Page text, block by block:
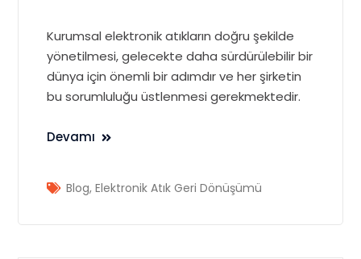
Kurumsal elektronik atıkların doğru şekilde
yönetilmesi, gelecekte daha sürdürülebilir bir
dünya için önemli bir adımdır ve her şirketin
bu sorumluluğu üstlenmesi gerekmektedir.
Devamı
Blog,Elektronik Atık Geri Dönüşümü